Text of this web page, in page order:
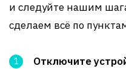
и следуйте нашим
сделаем всё по
Отключите